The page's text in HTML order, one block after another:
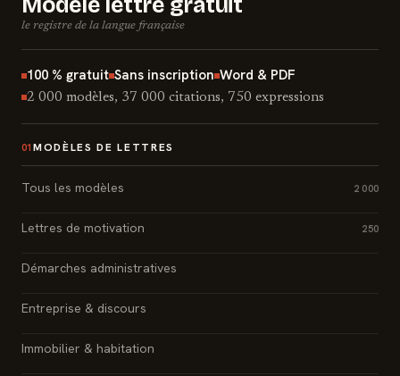
Modèle lettre gratuit
le registre de la langue française
100 % gratuit Sans inscription Word & PDF
2 000 modèles, 37 000 citations, 750 expressions
01 MODÈLES DE LETTRES
Tous les modèles 2 000
Lettres de motivation 250
Démarches administratives
Entreprise & discours
Immobilier & habitation